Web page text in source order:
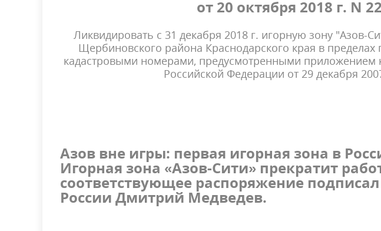
от 20 октября 2018 г. N
Ликвидировать с 31 декабря 2018 г. игорную зону "Азов-
Щербиновского района Краснодарского края в пределах
кадастровыми номерами, предусмотренными приложением
Российской Федерации от 29 декабря
Азов вне игры: первая игорная зона в
Игорная зона «Азов-Сити» прекратит
соответствующее распоряжение
России Дмитрий Медведев.